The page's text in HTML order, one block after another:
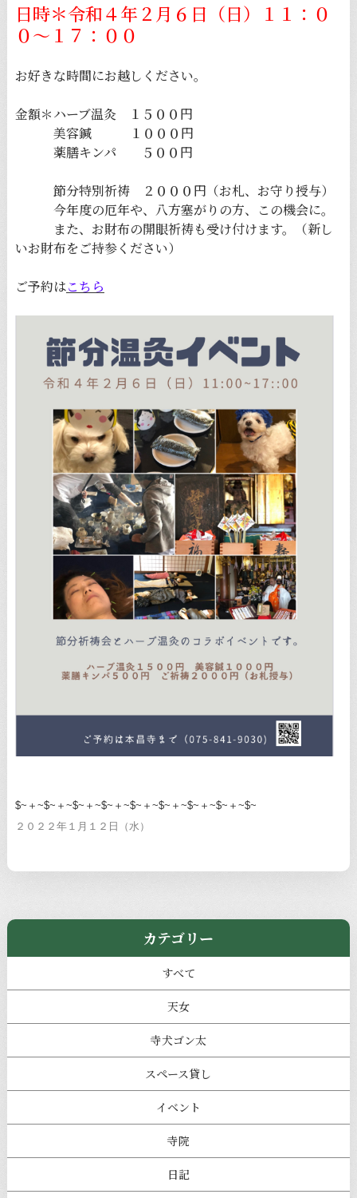
日時＊令和４年２月６日（日）１１：０
０〜１７：００
お好きな時間にお越しください。
金額＊ハーブ温灸 １５００円
美容鍼 １０００円
薬膳キンパ ５００円
節分特別祈祷 ２０００円（お札、お守り授与）
今年度の厄年や、八方塞がりの方、この機会に。
また、お財布の開眼祈祷も受け付けます。（新し
いお財布をご持参ください）
ご予約はこちら
$~＋~$~＋~$~＋~$~＋~$~＋~$~＋~$~＋~$~＋~$~
２０２２年１月１２日（水）
カテゴリー
すべて
天女
寺犬ゴン太
スペース貸し
イベント
寺院
日記